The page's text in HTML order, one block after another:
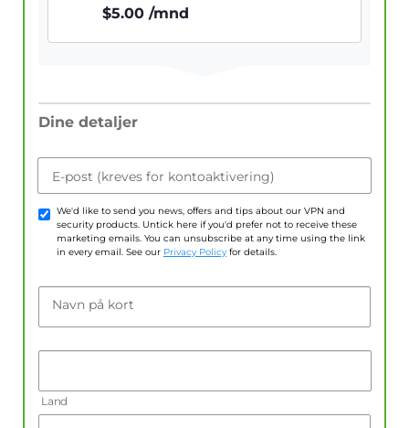
$5.00 /mnd
Dine detaljer
E-post (kreves for kontoaktivering)
We'd like to send you news, offers and tips about our VPN and
security products. Untick here if you'd prefer not to receive these
marketing emails. You can unsubscribe at any time using the link
in every email. See our Privacy Policy for details.
Navn på kort
Land